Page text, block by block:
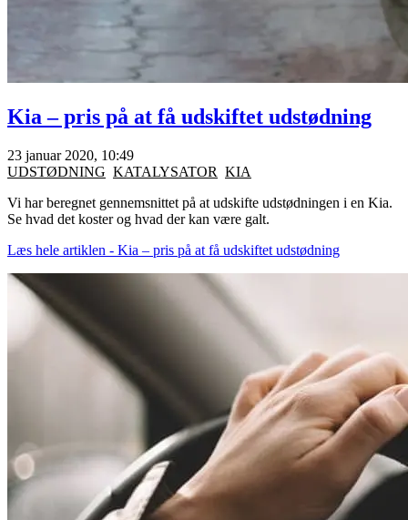
Kia – pris på at få udskiftet udstødning
23 januar 2020, 10:49
UDSTØDNING KATALYSATOR KIA
Vi har beregnet gennemsnittet på at udskifte udstødningen i en Kia.
Se hvad det koster og hvad der kan være galt.
Læs hele artiklen - Kia – pris på at få udskiftet udstødning